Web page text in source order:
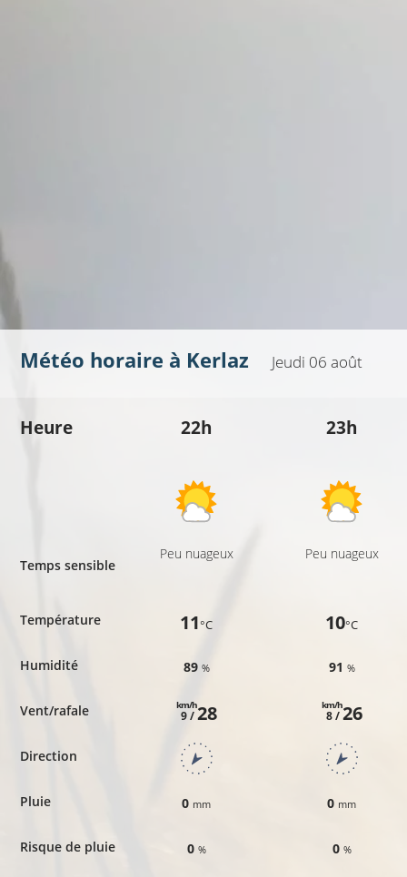
Météo horaire à Kerlaz Jeudi 06 août
Heure
Temps sensible
Température
Humidité
Vent/rafale
Direction
Pluie
Risque de pluie
22h
Peu nuageux
11°C
89 %
9 /
km/h28
0 mm
0 %
23h
Peu nuageux
10°C
91 %
8 /
km/h26
0 mm
0 %